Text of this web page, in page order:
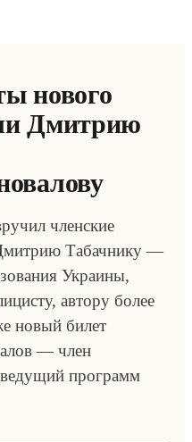
нового
Дмитрию
членские
Табачнику —
Украины,
автору более
новый билет
— член
программ